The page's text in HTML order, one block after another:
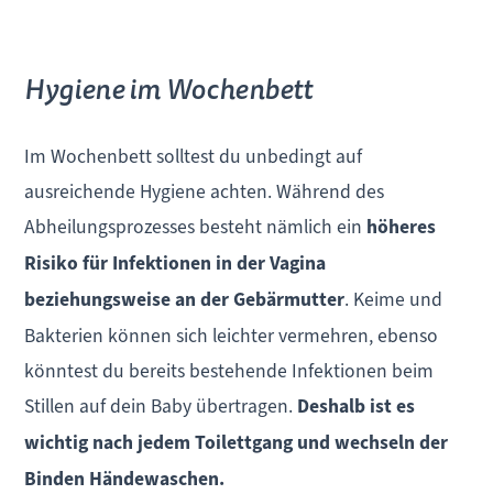
Hygiene im Wochenbett
Im Wochenbett solltest du unbedingt auf
ausreichende Hygiene achten. Während des
Abheilungsprozesses besteht nämlich ein höheres
Risiko für Infektionen in der Vagina
beziehungsweise an der Gebärmutter. Keime und
Bakterien können sich leichter vermehren, ebenso
könntest du bereits bestehende Infektionen beim
Stillen auf dein Baby übertragen. Deshalb ist es
wichtig nach jedem Toilettgang und wechseln der
Binden Händewaschen.